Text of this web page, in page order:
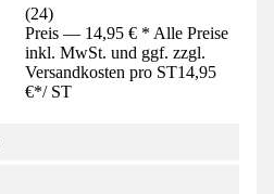
(24)
Preis — 14,95 € * Alle Preise
inkl. MwSt. und ggf. zzgl.
Versandkosten pro ST14,95
€*/ ST